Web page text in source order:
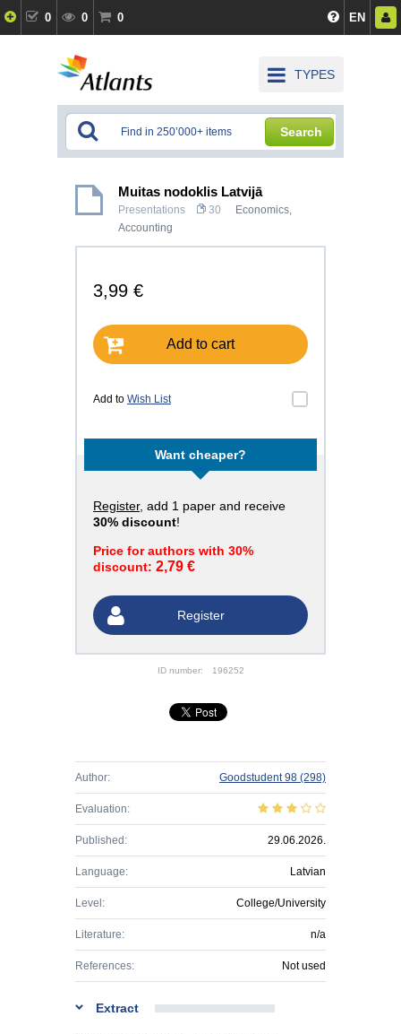
0 0 0 EN
TYPES
Search
Muitas nodoklis Latvijā
Presentations 30 Economics,
Accounting
3,99 €
Add to cart
Add to Wish List
Want cheaper?
Register, add 1 paper and receive
30% discount!
Price for authors with 30%
discount: 2,79 €
Register
ID number: 196252
Author: Goodstudent 98 (298)
Evaluation:
Published: 29.06.2026.
Language: Latvian
Level: College/University
Literature: n/a
References: Not used
Extract